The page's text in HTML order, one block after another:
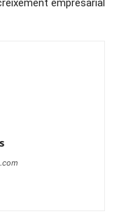
empresarial